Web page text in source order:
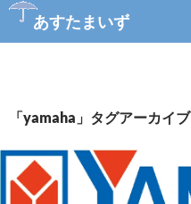
あすたまいず
検
ツ
ス
ッ
「yamaha」タグアーカイブ